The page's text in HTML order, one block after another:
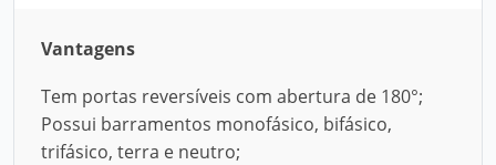
Vantagens
Tem portas reversíveis com abertura de 180°;
Possui barramentos monofásico, bifásico,
trifásico, terra e neutro;